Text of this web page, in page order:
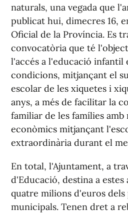
naturals, una vegada que
publicat hui, dimecres 16,
Oficial de la Província. Es
convocatòria que té
l'accés a l'educació infantil
condicions, mitjançant el
escolar de les xiquetes i
anys, a més de facilitar la
familiar de les famílies
econòmics mitjançant
extraordinària durant el
En total, l'Ajuntament, a
d'Educació, destina a
quatre milions d'euros dels
municipals. Tenen dret a